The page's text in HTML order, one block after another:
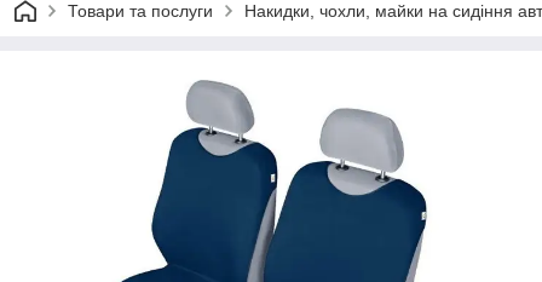
Товари та послуги Накидки, чохли, майки на сидіння